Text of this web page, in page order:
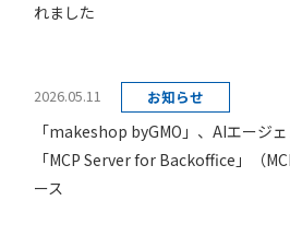
れました
2026.05.11 お知らせ
「makeshop byGMO」、AIエージ
「MCP Server for Backoffice」（
ース